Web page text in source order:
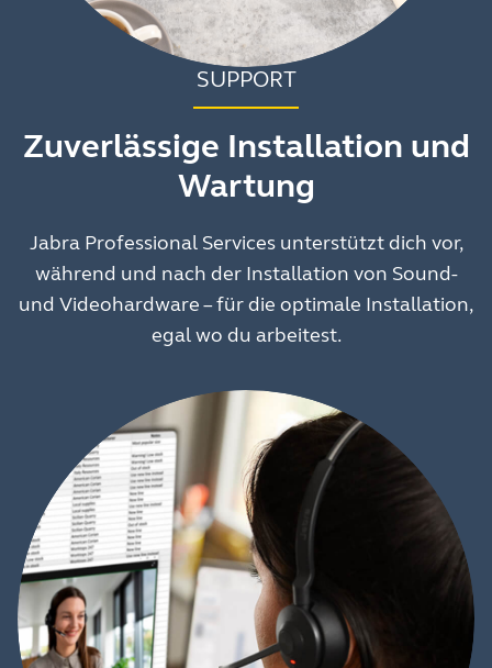
SUPPORT
Zuverlässige Installation und
Wartung
Jabra Professional Services unterstützt dich vor,
während und nach der Installation von Sound-
und Videohardware – für die optimale Installation,
egal wo du arbeitest.